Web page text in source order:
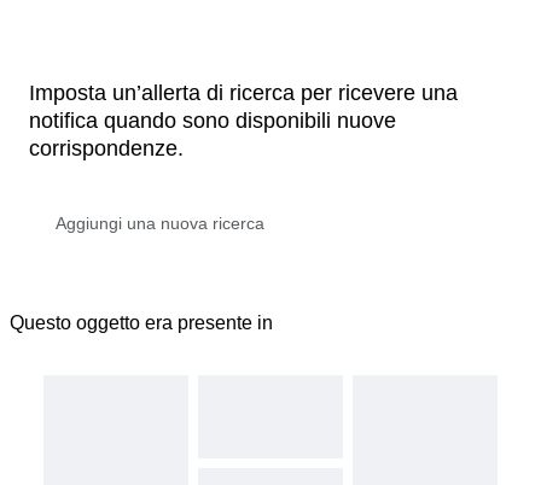
Imposta un’allerta di ricerca per ricevere una
notifica quando sono disponibili nuove
corrispondenze.
Questo oggetto era presente in